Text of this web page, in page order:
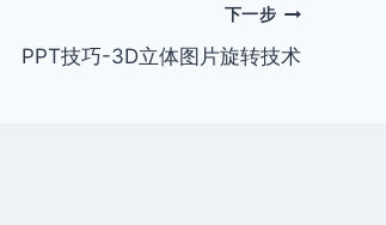
下一步
PPT技巧-3D立体图片旋转技术